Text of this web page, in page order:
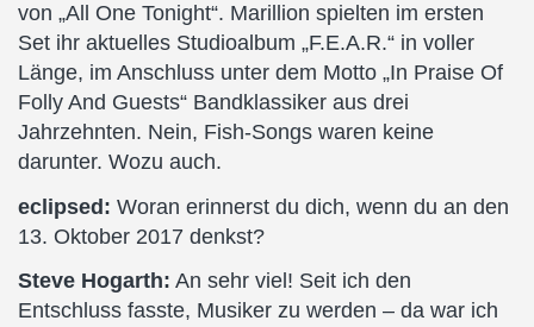
von „All One Tonight“. Marillion spielten im ersten
Set ihr aktuelles Studioalbum „F.E.A.R.“ in voller
Länge, im Anschluss unter dem Motto „In Praise Of
Folly And Guests“ Bandklassiker aus drei
Jahrzehnten. Nein, Fish-Songs waren keine
darunter. Wozu auch.
eclipsed: Woran erinnerst du dich, wenn du an den
13. Oktober 2017 denkst?
Steve Hogarth: An sehr viel! Seit ich den
Entschluss fasste, Musiker zu werden – da war ich